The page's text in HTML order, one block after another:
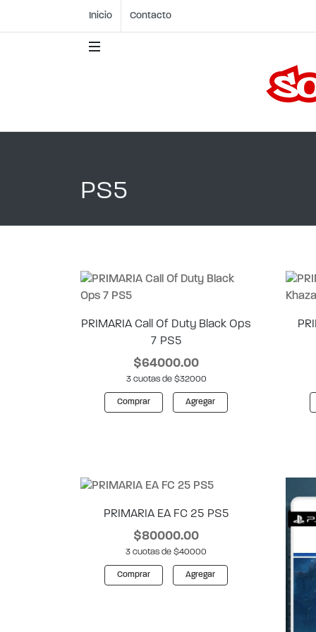
Inicio Contacto
PS5
PRIMARIA Call Of Duty Black Ops
7 PS5
$64000.00
3 cuotas de $32000
Comprar Agregar
PRIMARIA EA FC 25 PS5
$80000.00
3 cuotas de $40000
Comprar Agregar